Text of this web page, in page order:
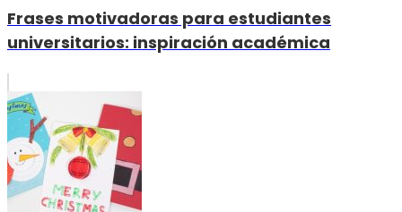
Frases motivadoras para estudiantes
universitarios: inspiración académica